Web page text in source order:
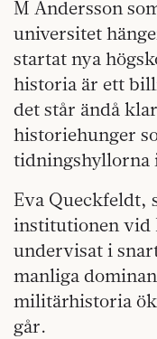
M Andersson
universitet
startat nya
historia är ett
det står ändå
historiehunger
tidningshyllorna
Eva Queckfeldt,
institutionen vid
undervisat i
manliga
militärhistoria
går.